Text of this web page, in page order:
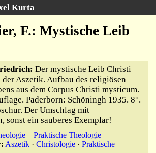
Kurta
F.: Mystische Leib
Der mystische Leib Christi
Aszetik. Aufbau des religiösen
aus dem Corpus Christi mysticum.
Paderborn: Schöningh 1935. 8°.
Der Umschlag mit
sonst ein sauberes Exemplar!
– Praktische Theologie
Aszetik · Christologie · Praktische